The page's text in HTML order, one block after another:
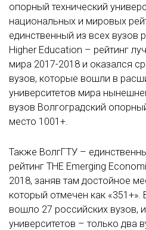
опорный технический
национальных и мировых
единственный из всех вузов
Higher Education – рейтинг
мира 2017-2018 и оказался
вузов, которые вошли в
университетов мира
вузов Волгоградский
место 1001+.
Также ВолгГТУ –
рейтинг THE Emerging
2018, заняв там достойное
который отмечен как «351+».
вошло 27 российских вузов,
университетов – только два